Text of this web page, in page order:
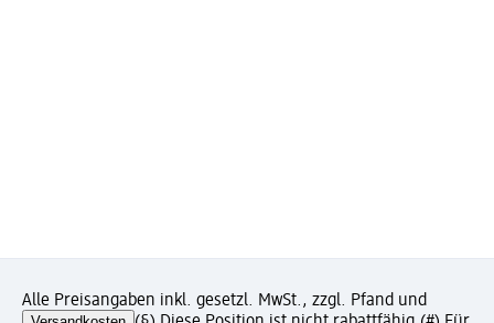
Alle Preisangaben inkl. gesetzl. MwSt., zzgl. Pfand und